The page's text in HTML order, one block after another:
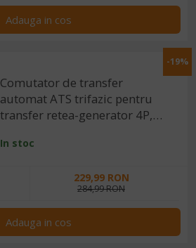
Adauga in cos
-19%
Comutator de transfer
automat ATS trifazic pentru
transfer retea-generator 4P,
In stoc
229,99 RON
284,99 RON
Adauga in cos